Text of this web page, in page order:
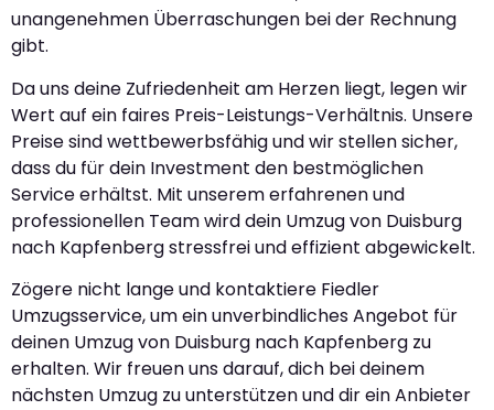
unangenehmen Überraschungen bei der Rechnung
gibt.
Da uns deine Zufriedenheit am Herzen liegt, legen wir
Wert auf ein faires Preis-Leistungs-Verhältnis. Unsere
Preise sind wettbewerbsfähig und wir stellen sicher,
dass du für dein Investment den bestmöglichen
Service erhältst. Mit unserem erfahrenen und
professionellen Team wird dein Umzug von Duisburg
nach Kapfenberg stressfrei und effizient abgewickelt.
Zögere nicht lange und kontaktiere Fiedler
Umzugsservice, um ein unverbindliches Angebot für
deinen Umzug von Duisburg nach Kapfenberg zu
erhalten. Wir freuen uns darauf, dich bei deinem
nächsten Umzug zu unterstützen und dir ein Anbieter